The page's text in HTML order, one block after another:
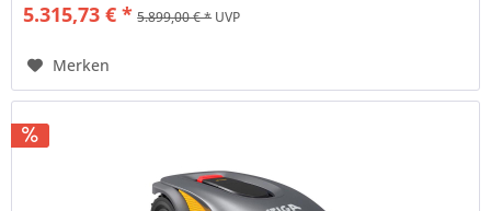
5.315,73 € * 5.899,00 € *UVP
Merken